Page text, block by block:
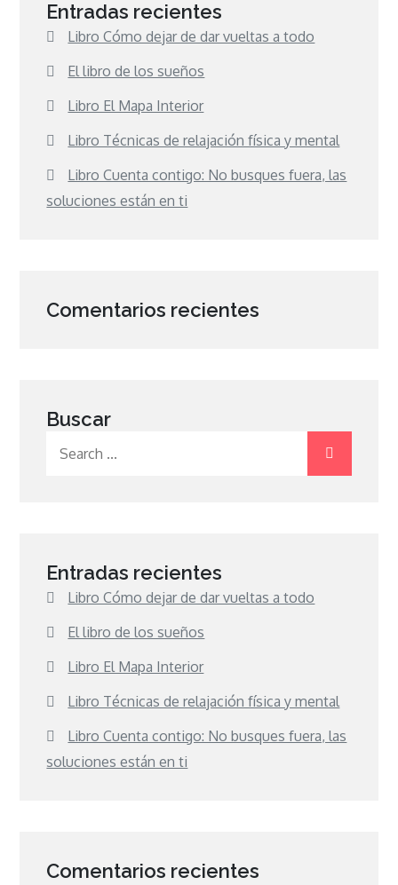
Entradas recientes
Libro Cómo dejar de dar vueltas a todo
El libro de los sueños
Libro El Mapa Interior
Libro Técnicas de relajación física y mental
Libro Cuenta contigo: No busques fuera, las
soluciones están en ti
Comentarios recientes
Buscar
Entradas recientes
Libro Cómo dejar de dar vueltas a todo
El libro de los sueños
Libro El Mapa Interior
Libro Técnicas de relajación física y mental
Libro Cuenta contigo: No busques fuera, las
soluciones están en ti
Comentarios recientes